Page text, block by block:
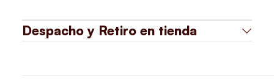
Despacho y Retiro en tienda